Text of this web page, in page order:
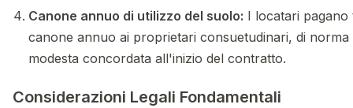
Canone annuo di utilizzo del suolo: I locatari pagano
canone annuo ai proprietari consuetudinari, di
modesta concordata all'inizio del contratto.
Considerazioni Legali Fondamentali